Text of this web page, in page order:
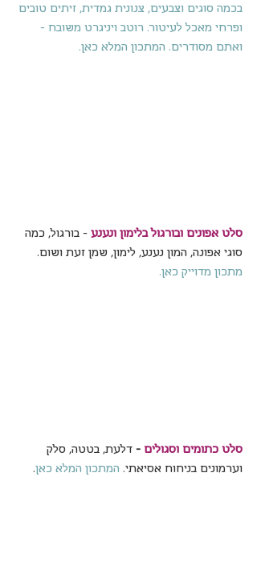
בכמה סוגים וצבעים, צנונית גמדית, זיתים טובים
ופרחי מאכל לעיטור. רוטב ויניגרט משובח -
ואתם מסודרים. המתכון המלא כאן.
סלט אפונים ובורגול בלימון ונענע - בורגול, כמה
סוגי אפונה, המון נענע, לימון, שמן זעת ושום.
מתכון מדוייק כאן.
סלט כתומים וסגולים - דלעת, בטטה, סלק
וערמונים בניחוח אסיאתי. המתכון המלא כאן.